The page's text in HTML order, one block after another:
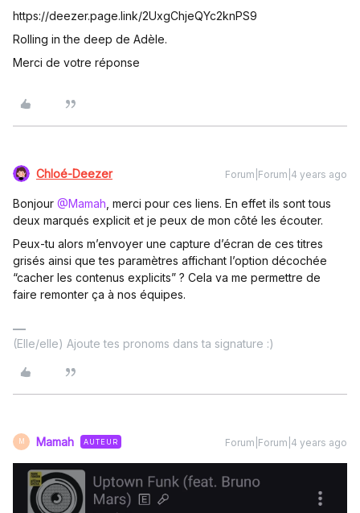
https://deezer.page.link/2UxgChjeQYc2knPS9
Rolling in the deep de Adèle.
Merci de votre réponse
Chloé-Deezer Forum|Forum|4 years ago
Bonjour @Mamah , merci pour ces liens. En effet ils sont tous
deux marqués explicit et je peux de mon côté les écouter.
Peux-tu alors m’envoyer une capture d’écran de ces titres
grisés ainsi que tes paramètres affichant l’option décochée
“cacher les contenus explicits” ? Cela va me permettre de
faire remonter ça à nos équipes.
(Elle/elle) Ajoute tes pronoms dans ta signature :)
M Mamah AUTEUR Forum|Forum|4 years ago